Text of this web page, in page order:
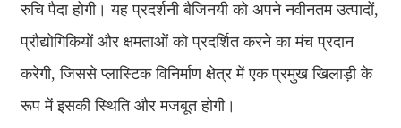
रुचि पैदा होगी। यह प्रदर्शनी बैजिनयी को अपने नवीनतम उत्पादों,
प्रौद्योगिकियों और क्षमताओं को प्रदर्शित करने का मंच प्रदान
करेगी, जिससे प्लास्टिक विनिर्माण क्षेत्र में एक प्रमुख खिलाड़ी के
रूप में इसकी स्थिति और मजबूत होगी।